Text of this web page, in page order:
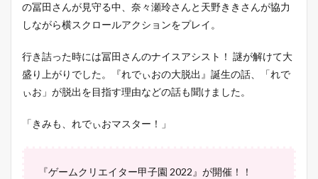
の冨田さんが見守る中、奈々瀬玲さんと天野ききさんが協力
しながら横スクロールアクションをプレイ。
行き詰った時には冨田さんのナイスアシスト！ 謎が解けて大
盛り上がりでした。『れでぃおの大脱出』誕生の話、「れで
ぃお」が脱出を目指す理由などの話も聞けました。
「きみも、れでぃおマスター！」
『ゲームクリエイター甲子園 2022』が開催！！